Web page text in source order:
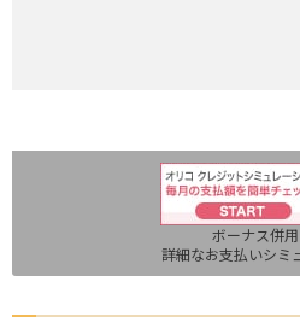
ボーナス併
詳細なお支払いシミ